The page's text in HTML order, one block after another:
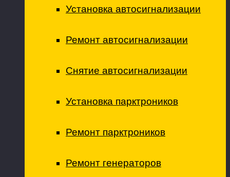
Установка автосигнализации
Ремонт автосигнализации
Снятие автосигнализации
Установка парктроников
Ремонт парктроников
Ремонт генераторов